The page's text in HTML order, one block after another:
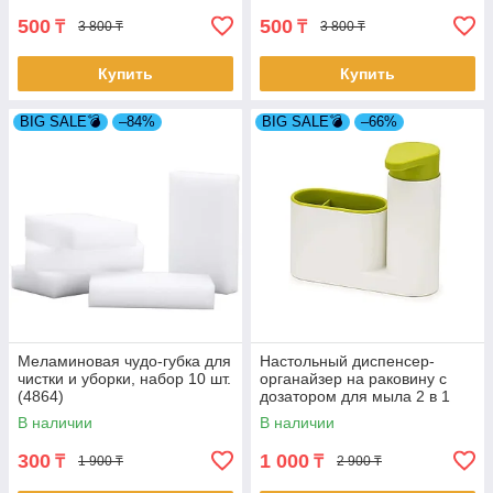
500 ₸ 3 800 ₸
Купить
500 ₸ 3 800 ₸
Купить
BIG SALE💣 –84%
Меламиновая чудо-губка для
чистки и уборки, набор 10 шт.
(4864)
В наличии
300 ₸ 1 900 ₸
BIG SALE💣 –66%
Настольный диспенсер-
органайзер на раковину с
дозатором для мыла 2 в 1
(4846)
В наличии
1 000 ₸ 2 900 ₸